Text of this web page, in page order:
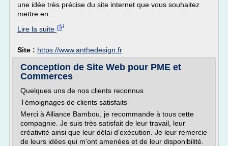
une idée très précise du site internet que vous souhaitez
mettre en...
Lire la suite
Site : https://www.anthedesign.fr
Conception de Site Web pour PME et
Commerces
Quelques uns de nos clients reconnus
Témoignages de clients satisfaits
Merci à Alliance Bambou, je recommande à tous cette
compagnie. Je suis très satisfait de leur travail, leur
créativité ainsi que leur délai d'exécution. Je leur remercie
de leurs idées qui m'ont amenées et de leur disponibilité.